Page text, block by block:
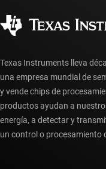
Preguntas
Texas Instruments lleva
una empresa mundial de
y vende chips de
productos ayudan a
energía, a detectar y
un control o procesamiento